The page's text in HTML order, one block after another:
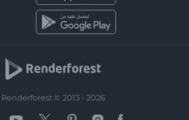
Renderforest © 2013 - 2026